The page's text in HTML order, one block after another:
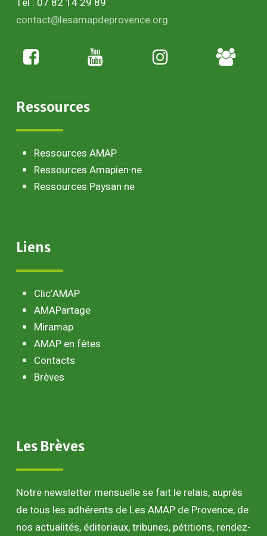
contact@lesamapdeprovence.org
Adhésion
paysan
Ressources
Ressources AMAP
Ressources Amapien·ne
Ressources Paysan·ne
Liens
Clic’AMAP
AMAPartage
Miramap
AMAP en fêtes
Contacts
Brèves
Les Brèves
Notre newsletter mensuelle se fait le relais, auprès
de tous les adhérents de Les AMAP de Provence, de
nos actualités, éditoriaux, tribunes, pétitions, rendez-